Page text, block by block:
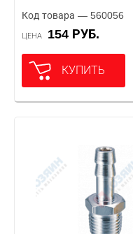
Код товара — 560056
ЦЕНА 154 РУБ.
КУПИТЬ